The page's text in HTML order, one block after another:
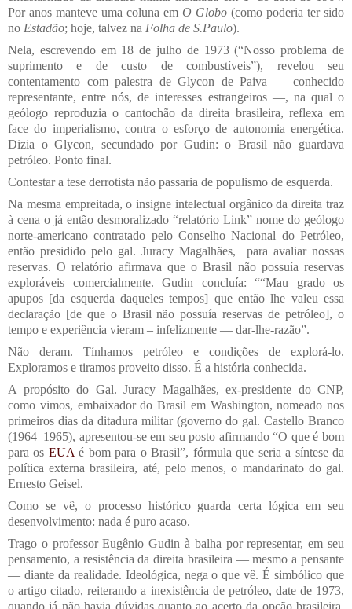
Por anos manteve uma coluna em O Globo (como poderia ter sido
no Estadão; hoje, talvez na Folha de S.Paulo).
Nela, escrevendo em 18 de julho de 1973 (“Nosso problema de
suprimento e de custo de combustíveis”), revelou seu
contentamento com palestra de Glycon de Paiva — conhecido
representante, entre nós, de interesses estrangeiros —, na qual o
geólogo reproduzia o cantochão da direita brasileira, reflexa em
face do imperialismo, contra o esforço de autonomia energética.
Dizia o Glycon, secundado por Gudin: o Brasil não guardava
petróleo. Ponto final.
Contestar a tese derrotista não passaria de populismo de esquerda.
Na mesma empreitada, o insigne intelectual orgânico da direita traz
à cena o já então desmoralizado “relatório Link” nome do geólogo
norte-americano contratado pelo Conselho Nacional do Petróleo,
então presidido pelo gal. Juracy Magalhães, para avaliar nossas
reservas. O relatório afirmava que o Brasil não possuía reservas
exploráveis comercialmente. Gudin concluía: ““Mau grado os
apupos [da esquerda daqueles tempos] que então lhe valeu essa
declaração [de que o Brasil não possuía reservas de petróleo], o
tempo e experiência vieram – infelizmente — dar-lhe-razão”.
Não deram. Tínhamos petróleo e condições de explorá-lo.
Exploramos e tiramos proveito disso. É a história conhecida.
A propósito do Gal. Juracy Magalhães, ex-presidente do CNP,
como vimos, embaixador do Brasil em Washington, nomeado nos
primeiros dias da ditadura militar (governo do gal. Castello Branco
(1964–1965), apresentou-se em seu posto afirmando “O que é bom
para os EUAé bom para o Brasil”, fórmula que seria a síntese da
política externa brasileira, até, pelo menos, o mandarinato do gal.
Ernesto Geisel.
Como se vê, o processo histórico guarda certa lógica em seu
desenvolvimento: nada é puro acaso.
Trago o professor Eugênio Gudin à balha por representar, em seu
pensamento, a resistência da direita brasileira — mesmo a pensante
— diante da realidade. Ideológica, nega o que vê. É simbólico que
o artigo citado, reiterando a inexistência de petróleo, date de 1973,